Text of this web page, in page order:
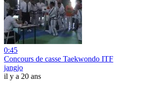
0:45
Concours de casse Taekwondo ITF
jangjo
il y a 20 ans